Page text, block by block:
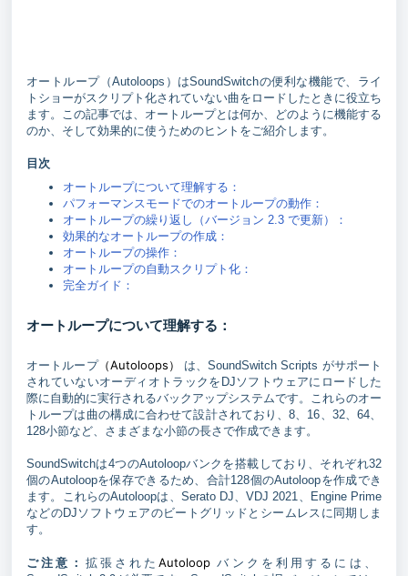
オートループ（Autoloops）はSoundSwitchの便利な機能で、ライ
トショーがスクリプト化されていない曲をロードしたときに役立ち
ます。この記事では、オートループとは何か、どのように機能する
のか、そして効果的に使うためのヒントをご紹介します。
目次
オートループについて理解する：
パフォーマンスモードでのオートループの動作：
オートループの繰り返し（バージョン 2.3 で更新）：
効果的なオートループの作成：
オートループの操作：
オートループの自動スクリプト化：
完全ガイド：
オートループについて理解する：
オートループ（Autoloops）
は、SoundSwitch Scripts がサポート
されていないオーディオトラックをDJソフトウェアにロードした
際に自動的に実行されるバックアップシステムです。これらのオー
トループは曲の構成に合わせて設計されており、8、16、32、64、
128小節など、さまざまな小節の長さで作成できます。
SoundSwitchは4つのAutoloopバンクを搭載しており、それぞれ32
個のAutoloopを保存できるため、合計128個のAutoloopを作成でき
ます。これらのAutoloopは、Serato DJ、VDJ 2021、Engine Prime
などのDJソフトウェアのビートグリッドとシームレスに同期しま
す。
ご注意： 拡張されたAutoloop バンクを利用するには、